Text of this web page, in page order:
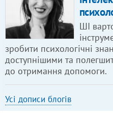
ШІ
зробити психологічні
доступнішими та
до отримання допомоги.
Усі дописи блогів